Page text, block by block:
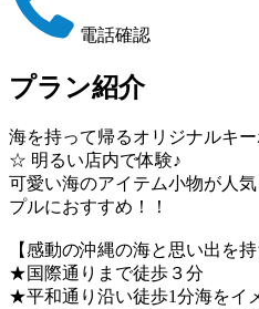
電話確認
プラン紹介
海を持って帰るオリジナルキ
☆ 明るい店内で体験♪
可愛い海のアイテム小物が人
プルにおすすめ！！
【感動の沖縄の海と思い出を持
★国際通りまで徒歩３分
★平和通り沿い徒歩1分海をイ